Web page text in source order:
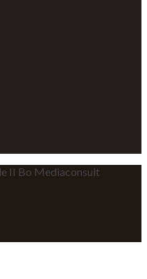
II Bo Mediaconsult